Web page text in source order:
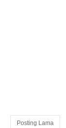
Posting Lama